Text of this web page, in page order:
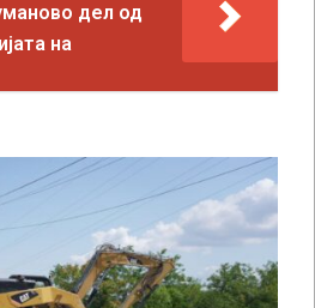
дел од
на